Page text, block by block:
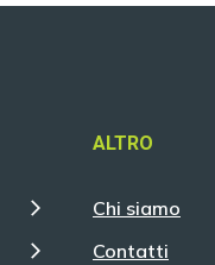
ALTRO
Chi siamo
Contatti